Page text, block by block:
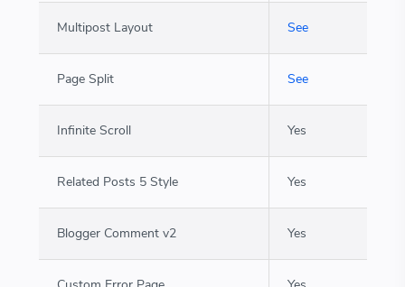
Multipost Layout See
Page Split See
Infinite Scroll Yes
Related Posts 5 Style Yes
Blogger Comment v2 Yes